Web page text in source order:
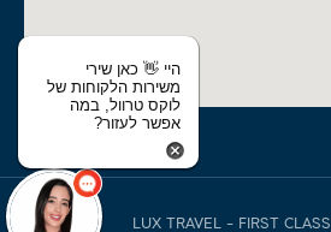
כל הזכויות שמורות ל'LUX TRAVEL - FIRST CLASS תקנון
היי 👋 כאן שירי
משירות הלקוחות של
לוקס טרוול, במה
אפשר לעזור?